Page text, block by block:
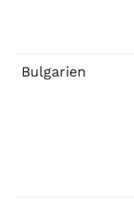
Bulgarien